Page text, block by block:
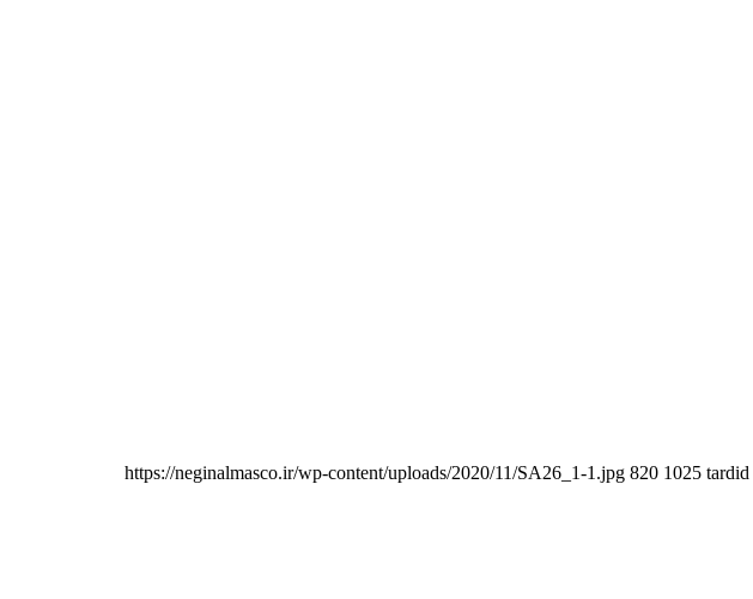
https://neginalmasco.ir/wp-content/uploads/2020/11/SA26_1-1.jpg 820 1025 tardid